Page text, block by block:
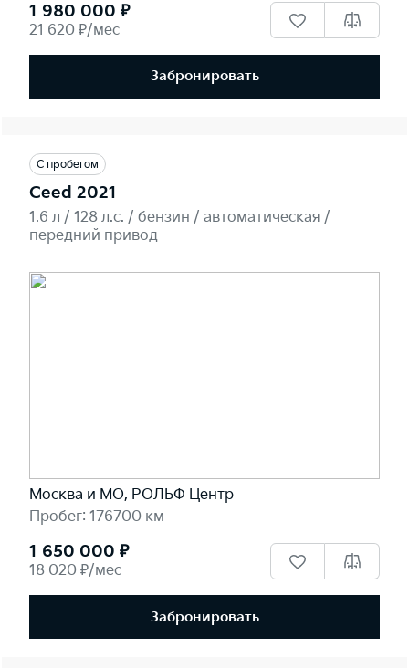
1 980 000 ₽
21 620 ₽/мес
Забронировать
С пробегом
Ceed 2021
1.6 л / 128 л.c. / бензин / автоматическая /
передний привод
Москва и МО, РОЛЬФ Центр
Пробег: 176700 км
1 650 000 ₽
18 020 ₽/мес
Забронировать